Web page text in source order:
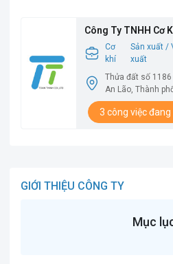
Công Ty TNHH Cơ
ThịnhCơ
khí
Sản xuất /
xuất
Thửa đất số
An Lão, Thành
3 công việc đang
GIỚI THIỆU CÔNG TY
Mục